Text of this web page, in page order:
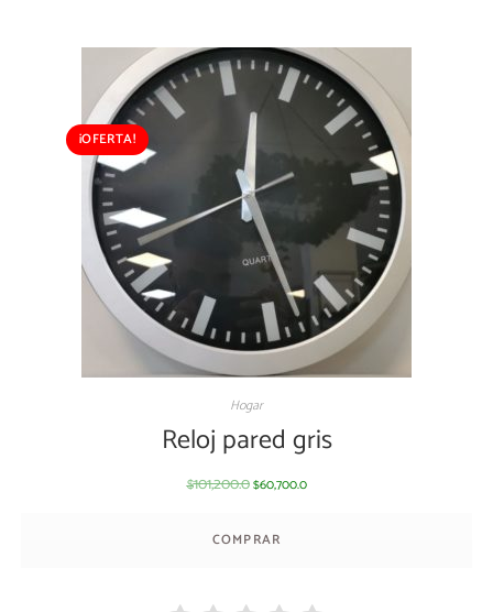
¡OFERTA!
Hogar
Reloj pared gris
$101,200.0 $60,700.0
COMPRAR